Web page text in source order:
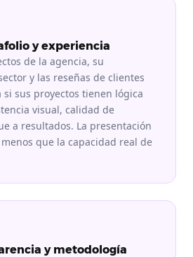
y experiencia
de la agencia, su
y las reseñas de clientes
sus proyectos tienen lógica
visual, calidad de
a resultados. La presentación
que la capacidad real de
y metodología